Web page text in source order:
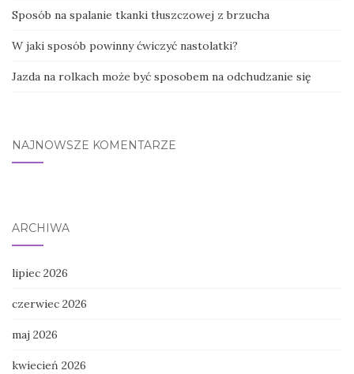
Sposób na spalanie tkanki tłuszczowej z brzucha
W jaki sposób powinny ćwiczyć nastolatki?
Jazda na rolkach może być sposobem na odchudzanie się
NAJNOWSZE KOMENTARZE
ARCHIWA
lipiec 2026
czerwiec 2026
maj 2026
kwiecień 2026